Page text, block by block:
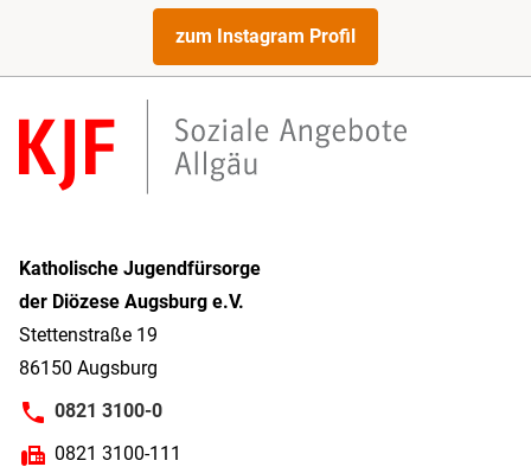
zum Instagram Profil
Katholische Jugendfürsorge
der Diözese Augsburg e.V.
Stettenstraße 19
86150 Augsburg
0821 3100-0
0821 3100-111